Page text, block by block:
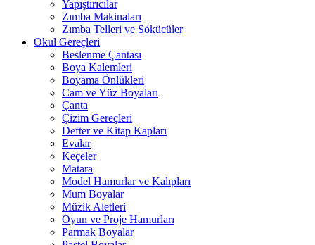
Yapıştırıcılar
Zımba Makinaları
Zımba Telleri ve Sökücüler
Okul Gereçleri
Beslenme Çantası
Boya Kalemleri
Boyama Önlükleri
Cam ve Yüz Boyaları
Çanta
Çizim Gereçleri
Defter ve Kitap Kapları
Evalar
Keçeler
Matara
Model Hamurlar ve Kalıpları
Mum Boyalar
Müzik Aletleri
Oyun ve Proje Hamurları
Parmak Boyalar